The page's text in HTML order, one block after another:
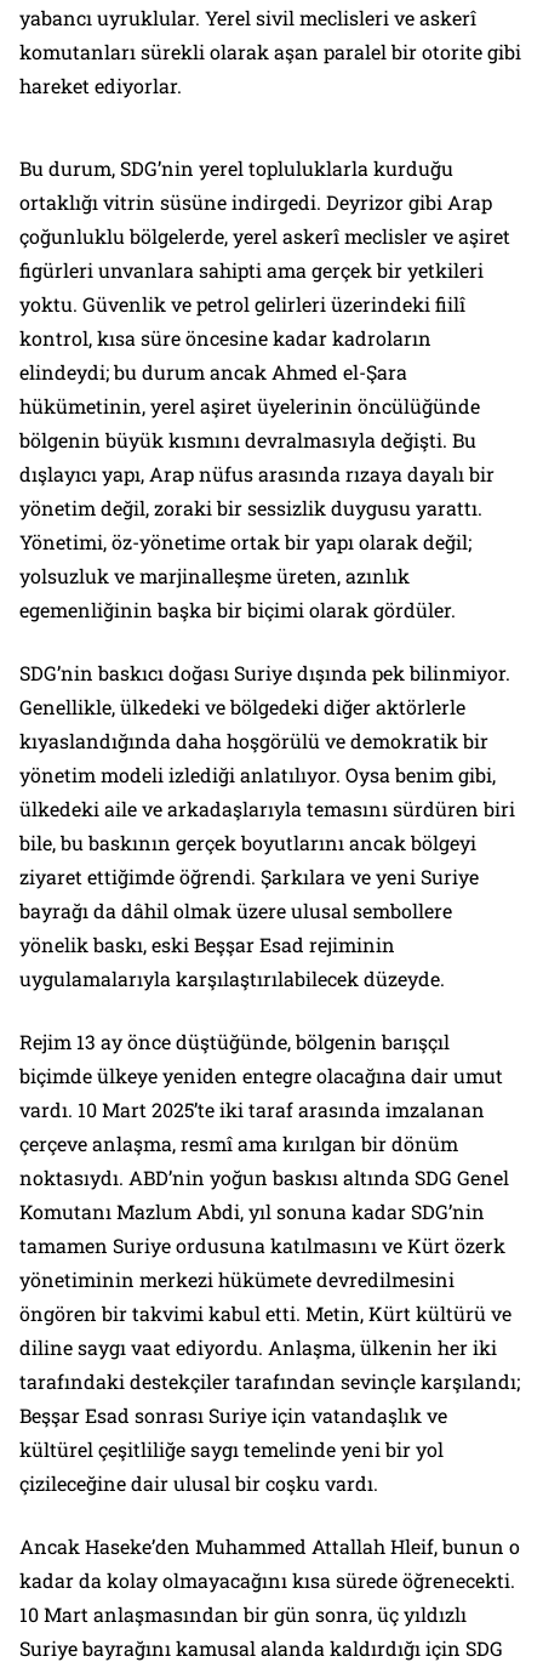
yabancı uyruklular. Yerel sivil meclisleri ve askerî
komutanları sürekli olarak aşan paralel bir otorite gibi
hareket ediyorlar.
Bu durum, SDG’nin yerel topluluklarla kurduğu
ortaklığı vitrin süsüne indirgedi. Deyrizor gibi Arap
çoğunluklu bölgelerde, yerel askerî meclisler ve aşiret
figürleri unvanlara sahipti ama gerçek bir yetkileri
yoktu. Güvenlik ve petrol gelirleri üzerindeki fiilî
kontrol, kısa süre öncesine kadar kadroların
elindeydi; bu durum ancak Ahmed el-Şara
hükümetinin, yerel aşiret üyelerinin öncülüğünde
bölgenin büyük kısmını devralmasıyla değişti. Bu
dışlayıcı yapı, Arap nüfus arasında rızaya dayalı bir
yönetim değil, zoraki bir sessizlik duygusu yarattı.
Yönetimi, öz-yönetime ortak bir yapı olarak değil;
yolsuzluk ve marjinalleşme üreten, azınlık
egemenliğinin başka bir biçimi olarak gördüler.
SDG’nin baskıcı doğası Suriye dışında pek bilinmiyor.
Genellikle, ülkedeki ve bölgedeki diğer aktörlerle
kıyaslandığında daha hoşgörülü ve demokratik bir
yönetim modeli izlediği anlatılıyor. Oysa benim gibi,
ülkedeki aile ve arkadaşlarıyla temasını sürdüren biri
bile, bu baskının gerçek boyutlarını ancak bölgeyi
ziyaret ettiğimde öğrendi. Şarkılara ve yeni Suriye
bayrağı da dâhil olmak üzere ulusal sembollere
yönelik baskı, eski Beşşar Esad rejiminin
uygulamalarıyla karşılaştırılabilecek düzeyde.
Rejim 13 ay önce düştüğünde, bölgenin barışçıl
biçimde ülkeye yeniden entegre olacağına dair umut
vardı. 10 Mart 2025’te iki taraf arasında imzalanan
çerçeve anlaşma, resmî ama kırılgan bir dönüm
noktasıydı. ABD’nin yoğun baskısı altında SDG Genel
Komutanı Mazlum Abdi, yıl sonuna kadar SDG’nin
tamamen Suriye ordusuna katılmasını ve Kürt özerk
yönetiminin merkezi hükümete devredilmesini
öngören bir takvimi kabul etti. Metin, Kürt kültürü ve
diline saygı vaat ediyordu. Anlaşma, ülkenin her iki
tarafındaki destekçiler tarafından sevinçle karşılandı;
Beşşar Esad sonrası Suriye için vatandaşlık ve
kültürel çeşitliliğe saygı temelinde yeni bir yol
çizileceğine dair ulusal bir coşku vardı.
Ancak Haseke’den Muhammed Attallah Hleif, bunun o
kadar da kolay olmayacağını kısa sürede öğrenecekti.
10 Mart anlaşmasından bir gün sonra, üç yıldızlı
Suriye bayrağını kamusal alanda kaldırdığı için SDG